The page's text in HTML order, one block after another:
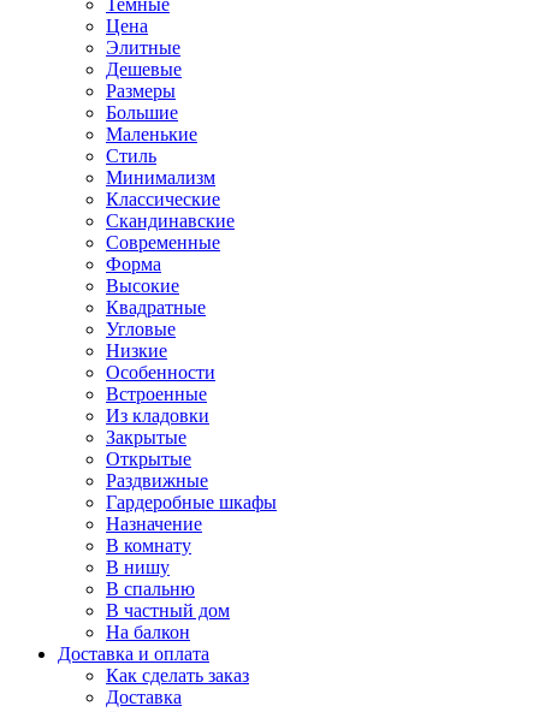
Темные
Цена
Элитные
Дешевые
Размеры
Большие
Маленькие
Стиль
Минимализм
Классические
Скандинавские
Современные
Форма
Высокие
Квадратные
Угловые
Низкие
Особенности
Встроенные
Из кладовки
Закрытые
Открытые
Раздвижные
Гардеробные шкафы
Назначение
В комнату
В нишу
В спальню
В частный дом
На балкон
Доставка и оплата
Как сделать заказ
Доставка